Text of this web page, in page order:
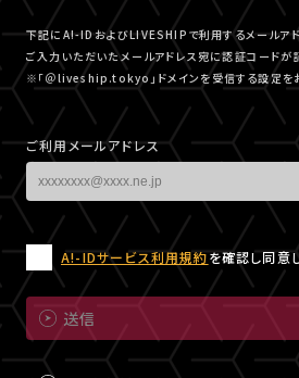
下記にA!-IDおよびLIVESHIPで利用するメールアド
ご入力いただいたメールアドレス宛に認証コードが
※「＠liveship.tokyo」ドメインを受信する設定をお
ご利用メールアドレス
A!-IDサービス利用規約を確認し同意
送信